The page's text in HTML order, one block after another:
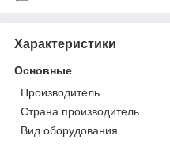
Характеристики
Основные
Производитель
Страна производитель
Вид оборудования